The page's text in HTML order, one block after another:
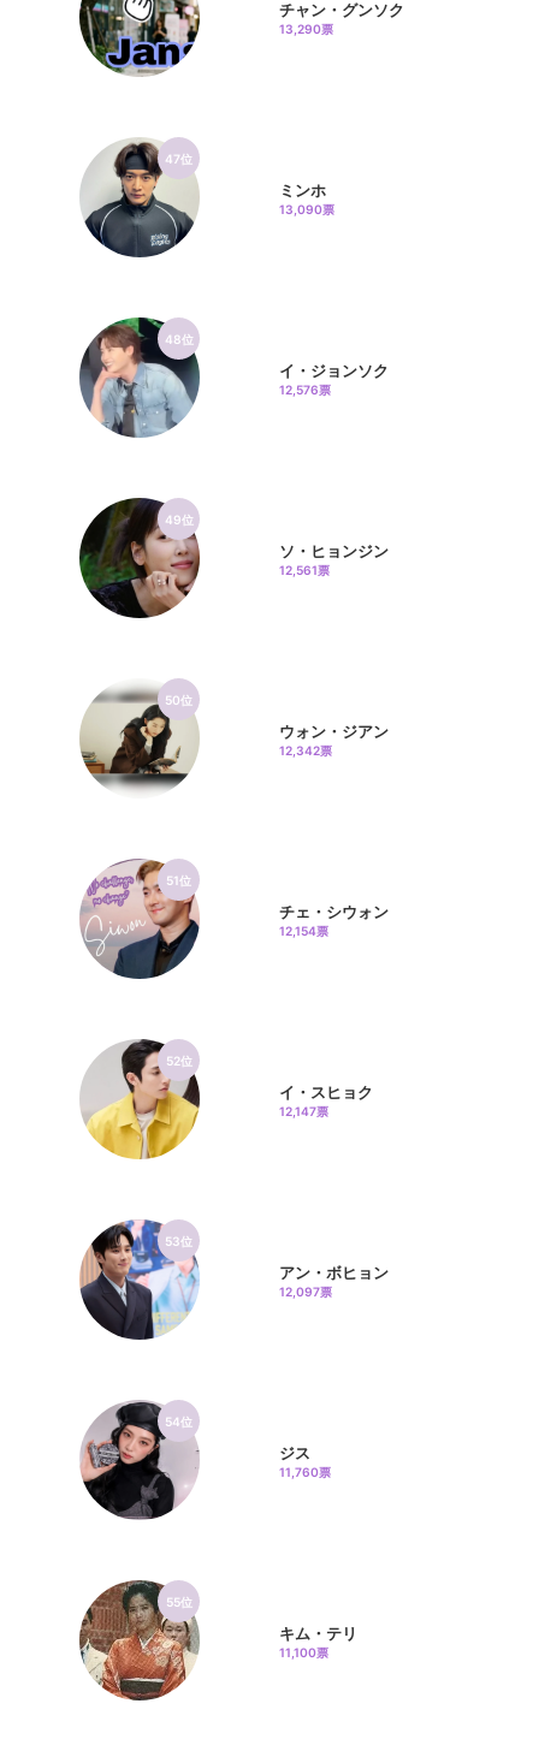
チャン・グンソク
13,290票
47位
ミンホ
13,090票
48位
イ・ジョンソク
12,576票
49位
ソ・ヒョンジン
12,561票
50位
ウォン・ジアン
12,342票
51位
チェ・シウォン
12,154票
52位
イ・スヒョク
12,147票
53位
アン・ボヒョン
12,097票
54位
ジス
11,760票
55位
キム・テリ
11,100票